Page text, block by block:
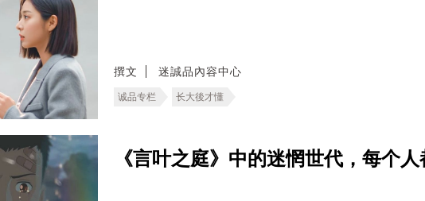
撰文 迷誠品內容中心
诚品专栏 长大後才懂
《言叶之庭》中的迷惘世代，每个